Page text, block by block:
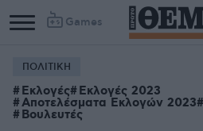
Games
ΠΟΛΙΤΙΚΗ
Εκλογές Εκλογές 2023
Αποτελέσματα Εκλογών 2023
Βουλευτές